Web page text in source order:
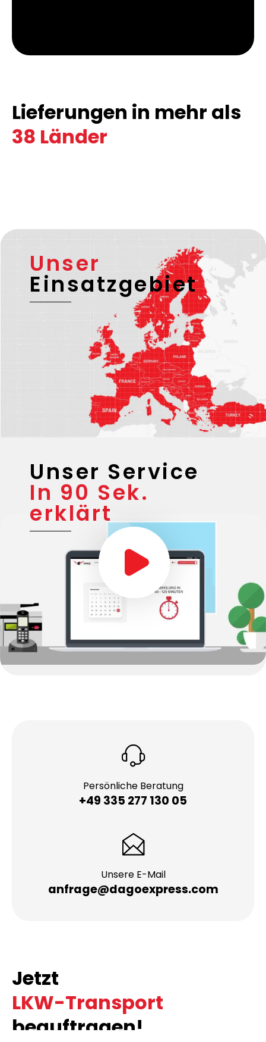
Lieferungen in mehr als
38 Länder
Unser
Einsatzgebiet
Unser Service
In 90 Sek.
erklärt
Persönliche Beratung
+49 335 277 130 05
Unsere E-Mail
anfrage@dagoexpress.com
Jetzt
LKW-Transport
beauftragen!